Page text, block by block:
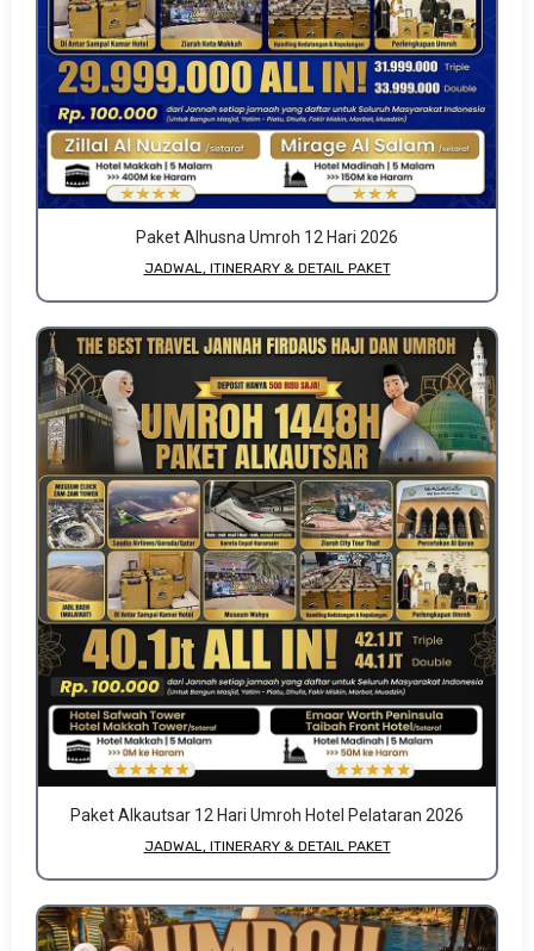
Paket Alhusna Umroh 12 Hari 2026
JADWAL, ITINERARY & DETAIL PAKET
Paket Alkautsar 12 Hari Umroh Hotel Pelataran 2026
JADWAL, ITINERARY & DETAIL PAKET